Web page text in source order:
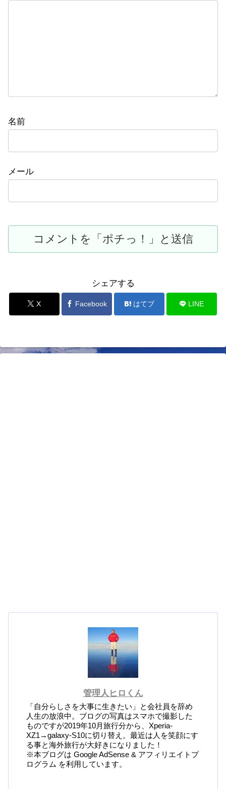
名前
メール
シェアする
X Facebook はてブ LINE
管理人ヒロくん
「自分らしさを大事に生きたい」と会社員を辞め
人生の放浪中。ブログの写真はスマホで撮影した
ものですが2019年10月旅行分から、Xperia-
XZ1→galaxy-S10に切り替え。最近は人を笑顔にす
る事と海外旅行が大好きになりました！
※本ブログは Google AdSense & アフィリエイトプ
ログラム を利用しています。